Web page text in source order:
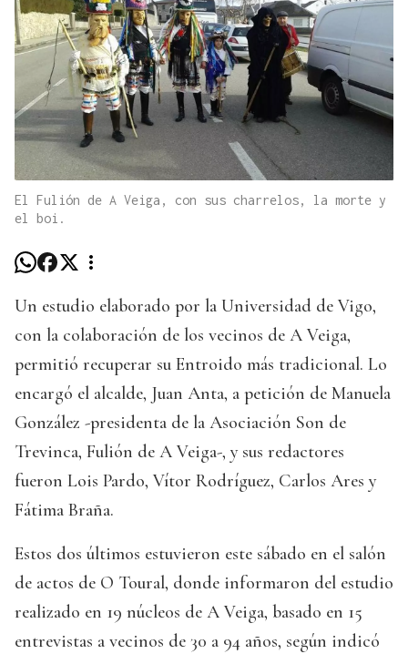
El Fulión de A Veiga, con sus charrelos, la morte y
el boi.
Un estudio elaborado por la Universidad de Vigo,
con la colaboración de los vecinos de A Veiga,
permitió recuperar su Entroido más tradicional. Lo
encargó el alcalde, Juan Anta, a petición de Manuela
González -presidenta de la Asociación Son de
Trevinca, Fulión de A Veiga-, y sus redactores
fueron Lois Pardo, Vítor Rodríguez, Carlos Ares y
Fátima Braña.
Estos dos últimos estuvieron este sábado en el salón
de actos de O Toural, donde informaron del estudio
realizado en 19 núcleos de A Veiga, basado en 15
entrevistas a vecinos de 30 a 94 años, según indicó